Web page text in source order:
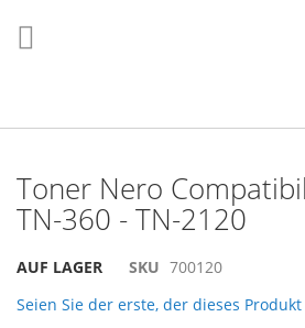
zum
Inhalt
Toner Nero
TN-360 - TN-2120
AUF LAGER SKU 700120
Seien Sie der erste, der dieses
Skip
the
Skip
the